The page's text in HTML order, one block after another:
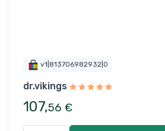
v1|813706982932|0
dr.vikings
107,56 €